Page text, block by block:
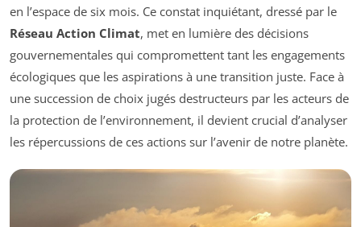
en l’espace de six mois. Ce constat inquiétant, dressé par le
Réseau Action Climat, met en lumière des décisions
gouvernementales qui compromettent tant les engagements
écologiques que les aspirations à une transition juste. Face à
une succession de choix jugés destructeurs par les acteurs de
la protection de l’environnement, il devient crucial d’analyser
les répercussions de ces actions sur l’avenir de notre planète.